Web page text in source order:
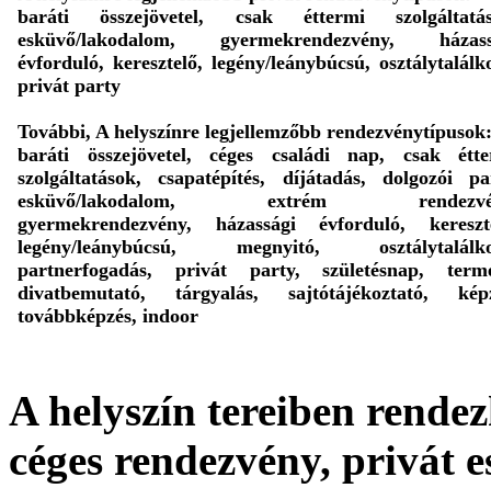
baráti összejövetel, csak éttermi
esküvő/lakodalom, gyermekrendezvény,
évforduló, keresztelő, legény/leánybúcsú,
privát party
További, A helyszínre legjellemzőbb rendezvénytípusok:
baráti összejövetel, céges családi nap, csak
szolgáltatások, csapatépítés, díjátadás, dolgozói
esküvő/lakodalom, extrém
gyermekrendezvény, házassági évforduló,
legény/leánybúcsú, megnyitó,
partnerfogadás, privát party, születésnap,
divatbemutató, tárgyalás, sajtótájékoztató,
továbbképzés, indoor
A helyszín tereiben
céges rendezvény, privát